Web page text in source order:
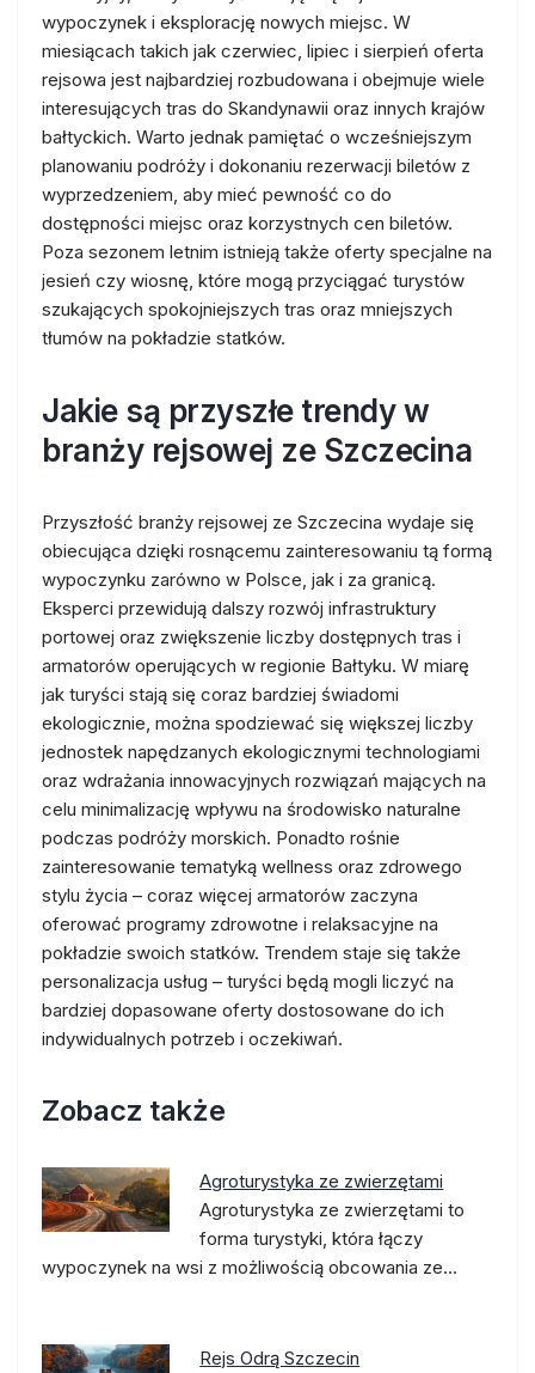
wypoczynek i eksplorację nowych miejsc. W
miesiącach takich jak czerwiec, lipiec i sierpień oferta
rejsowa jest najbardziej rozbudowana i obejmuje wiele
interesujących tras do Skandynawii oraz innych krajów
bałtyckich. Warto jednak pamiętać o wcześniejszym
planowaniu podróży i dokonaniu rezerwacji biletów z
wyprzedzeniem, aby mieć pewność co do
dostępności miejsc oraz korzystnych cen biletów.
Poza sezonem letnim istnieją także oferty specjalne na
jesień czy wiosnę, które mogą przyciągać turystów
szukających spokojniejszych tras oraz mniejszych
tłumów na pokładzie statków.
Jakie są przyszłe trendy w
branży rejsowej ze Szczecina
Przyszłość branży rejsowej ze Szczecina wydaje się
obiecująca dzięki rosnącemu zainteresowaniu tą formą
wypoczynku zarówno w Polsce, jak i za granicą.
Eksperci przewidują dalszy rozwój infrastruktury
portowej oraz zwiększenie liczby dostępnych tras i
armatorów operujących w regionie Bałtyku. W miarę
jak turyści stają się coraz bardziej świadomi
ekologicznie, można spodziewać się większej liczby
jednostek napędzanych ekologicznymi technologiami
oraz wdrażania innowacyjnych rozwiązań mających na
celu minimalizację wpływu na środowisko naturalne
podczas podróży morskich. Ponadto rośnie
zainteresowanie tematyką wellness oraz zdrowego
stylu życia – coraz więcej armatorów zaczyna
oferować programy zdrowotne i relaksacyjne na
pokładzie swoich statków. Trendem staje się także
personalizacja usług – turyści będą mogli liczyć na
bardziej dopasowane oferty dostosowane do ich
indywidualnych potrzeb i oczekiwań.
Zobacz także
Agroturystyka ze zwierzętami
Agroturystyka ze zwierzętami to
forma turystyki, która łączy
wypoczynek na wsi z możliwością obcowania ze…
Rejs Odrą Szczecin